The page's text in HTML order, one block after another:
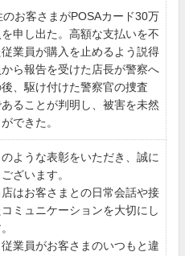
お客さまがPOSAカード30万
申し出た。高額な支払いを不
業員が購入を止めるよう説得
から報告を受けた店長が警察へ
、駆け付けた警察官の捜査
ることが判明し、被害を未然
できた。
ような表彰をいただき、誠に
ざいます。
はお客さまとの日常会話や接
ミュニケーションを大切にし
業員がお客さまのいつもと違